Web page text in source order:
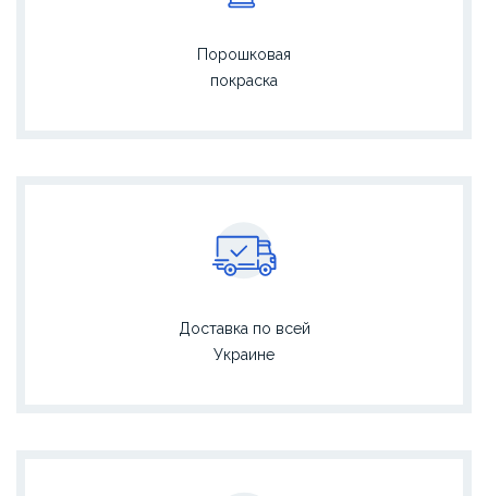
Порошковая
покраска
Доставка по всей
Украине